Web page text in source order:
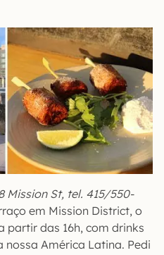
Mission St, tel. 415/550-
em Mission District, o
das 16h, com drinks
América Latina. Pedi